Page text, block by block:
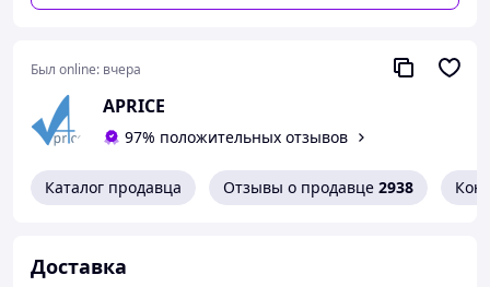
Был online: вчера
APRICE
97% положительных отзывов
Каталог продавца Отзывы о продавце 2938
Доставка